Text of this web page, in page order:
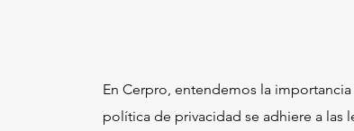
En Cerpro, entendemos la
política de privacidad se adhiere a las